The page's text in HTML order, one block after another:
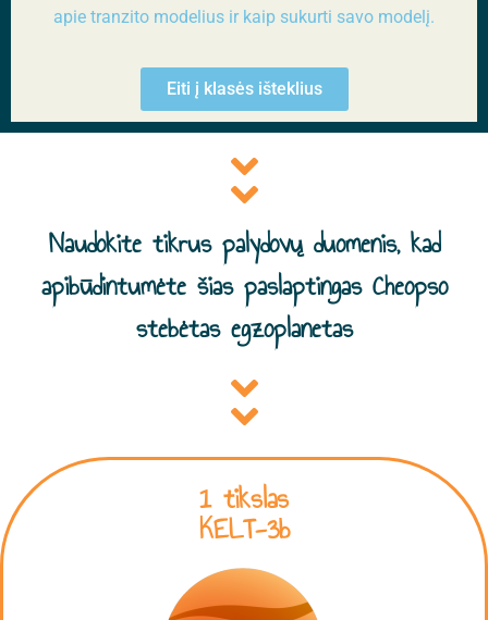
apie tranzito modelius ir kaip sukurti savo modelį.
Eiti į klasės išteklius
Naudokite tikrus palydovų duomenis, kad
apibūdintumėte šias paslaptingas Cheopso
stebėtas egzoplanetas
1 tikslas
KELT-3b